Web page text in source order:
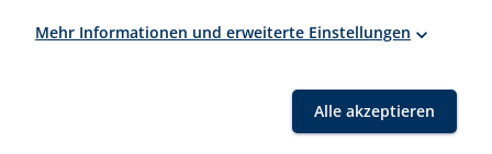
Mehr Informationen und erweiterte Einstellungen
Alle akzeptieren